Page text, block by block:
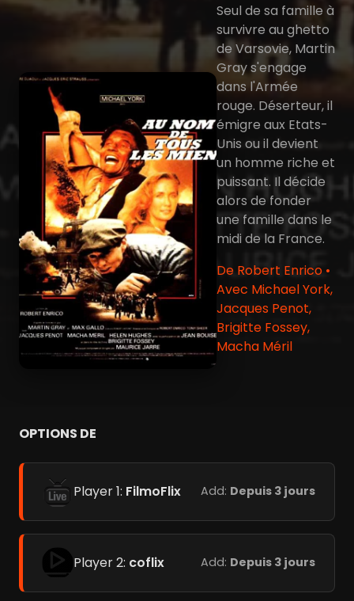
Seul de sa famille à
survivre au ghetto
de Varsovie, Martin
Gray s'engage
dans l'Armée
rouge. Déserteur, il
émigre aux Etats-
Unis ou il devient
un homme riche et
puissant. Il décide
alors de fonder
une famille dans le
midi de la France.
De Robert Enrico •
Avec Michael York,
Jacques Penot,
Brigitte Fossey,
Macha Méril
OPTIONS DE
Player 1: FilmoFlix Add: Depuis 3 jours
Player 2: coflix Add: Depuis 3 jours